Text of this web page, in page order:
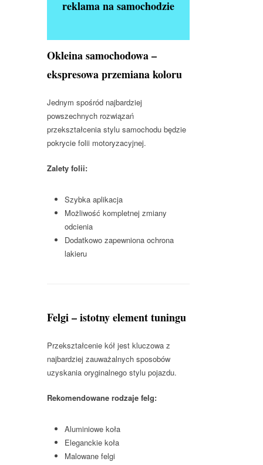
reklama na samochodzie
Okleina samochodowa –
ekspresowa przemiana koloru
Jednym spośród najbardziej
powszechnych rozwiązań
przekształcenia stylu samochodu będzie
pokrycie folii motoryzacyjnej.
Zalety folii:
Szybka aplikacja
Możliwość kompletnej zmiany
odcienia
Dodatkowo zapewniona ochrona
lakieru
Felgi – istotny element tuningu
Przekształcenie kół jest kluczowa z
najbardziej zauważalnych sposobów
uzyskania oryginalnego stylu pojazdu.
Rekomendowane rodzaje felg:
Aluminiowe koła
Eleganckie koła
Malowane felgi